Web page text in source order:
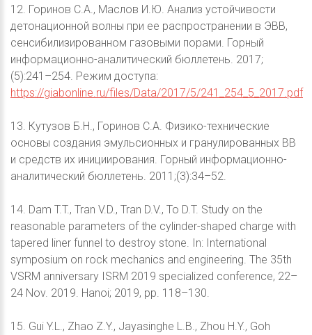
12. Горинов С.А., Маслов И.Ю. Анализ устойчивости
детонационной волны при ее распространении в ЭВВ,
сенсибилизированном газовыми порами. Горный
информационно-аналитический бюллетень. 2017;
(5):241–254. Режим доступа:
https://giabonline.ru/files/Data/2017/5/241_254_5_2017.pdf
13. Кутузов Б.Н., Горинов С.А. Физико-технические
основы создания эмульсионных и гранулированных ВВ
и средств их инициирования. Горный информационно-
аналитический бюллетень. 2011;(3):34–52.
14. Dam T.T., Tran V.D., Tran D.V., To D.T. Study on the
reasonable parameters of the cylinder-shaped charge with
tapered liner funnel to destroy stone. In: International
symposium on rock mechanics and engineering. The 35th
VSRM anniversary ISRM 2019 specialized conference, 22–
24 Nov. 2019. Hanoi; 2019, pp. 118–130.
15. Gui Y.L., Zhao Z.Y., Jayasinghe L.B., Zhou H.Y., Goh